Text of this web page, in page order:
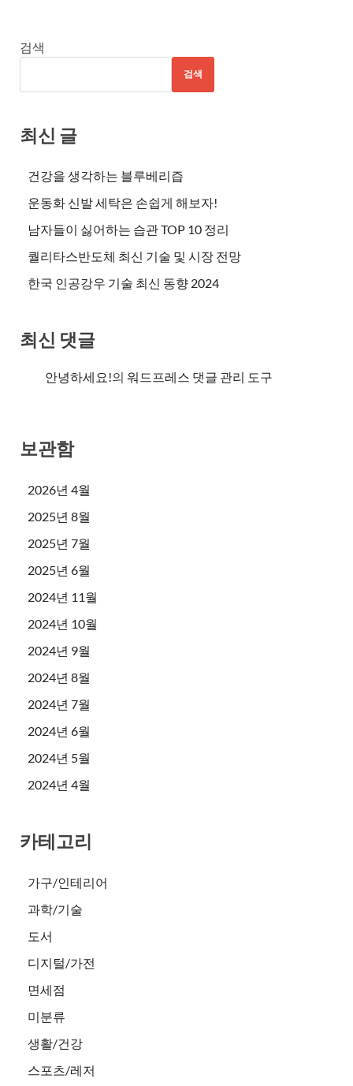
검색
검색
최신 글
건강을 생각하는 블루베리즙
운동화 신발 세탁은 손쉽게 해보자!
남자들이 싫어하는 습관 TOP 10 정리
퀄리타스반도체 최신 기술 및 시장 전망
한국 인공강우 기술 최신 동향 2024
최신 댓글
안녕하세요!의 워드프레스 댓글 관리 도구
보관함
2026년 4월
2025년 8월
2025년 7월
2025년 6월
2024년 11월
2024년 10월
2024년 9월
2024년 8월
2024년 7월
2024년 6월
2024년 5월
2024년 4월
카테고리
가구/인테리어
과학/기술
도서
디지털/가전
면세점
미분류
생활/건강
스포츠/레저